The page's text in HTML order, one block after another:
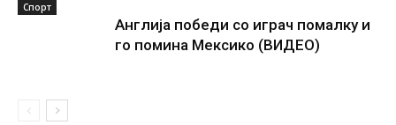
Спорт
Англија победи со играч помалку и
го помина Мексико (ВИДЕО)